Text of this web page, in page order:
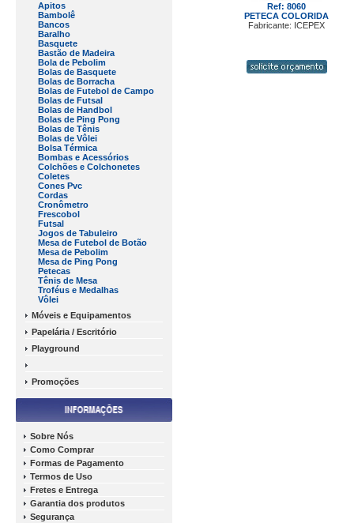
Apitos
Bambolê
Bancos
Baralho
Basquete
Bastão de Madeira
Bola de Pebolim
Bolas de Basquete
Bolas de Borracha
Bolas de Futebol de Campo
Bolas de Futsal
Bolas de Handbol
Bolas de Ping Pong
Bolas de Tênis
Bolas de Vôlei
Bolsa Térmica
Bombas e Acessórios
Colchões e Colchonetes
Coletes
Cones Pvc
Cordas
Cronômetro
Frescobol
Futsal
Jogos de Tabuleiro
Mesa de Futebol de Botão
Mesa de Pebolim
Mesa de Ping Pong
Petecas
Tênis de Mesa
Troféus e Medalhas
Vôlei
Móveis e Equipamentos
Papelária / Escritório
Playground
Promoções
Sobre Nós
Como Comprar
Formas de Pagamento
Termos de Uso
Fretes e Entrega
Garantia dos produtos
Segurança
Ref: 8060
PETECA COLORIDA
Fabricante: ICEPEX